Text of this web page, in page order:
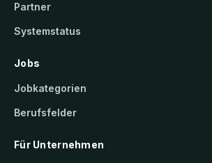
Partner
Systemstatus
Jobs
Jobkategorien
Berufsfelder
Für Unternehmen